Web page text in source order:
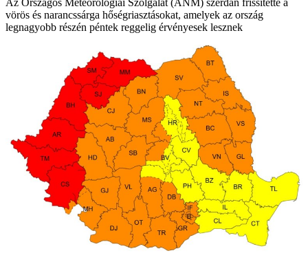
vörös és narancssárga hőségriasztásokat, amelyek az ország
legnagyobb részén péntek reggelig érvényesek lesznek